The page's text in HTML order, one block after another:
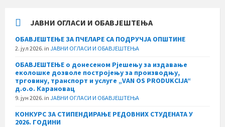
ЈАВНИ ОГЛАСИ И ОБАВЈЕШТЕЊА
ОБАВЈЕШТЕЊЕ ЗА ПЧЕЛАРЕ СА ПОДРУЧЈА ОПШТИНЕ
2. јул 2026. in ЈАВНИ ОГЛАСИ И ОБАВЈЕШТЕЊА
ОБАВЈЕШТЕЊЕ о донесеном Рјешењу за издавање
еколошке дозволе постројењу за производњу,
трговину, транспорт и услуге „VAN OS PRODUKCIJA“
д.о.о. Карановац
9. јун 2026. in ЈАВНИ ОГЛАСИ И ОБАВЈЕШТЕЊА
КОНКУРС ЗА СТИПЕНДИРАЊЕ РЕДОВНИХ СТУДЕНАТА У
2026. ГОДИНИ